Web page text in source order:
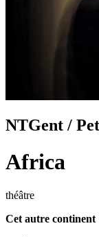
NTGent /
Africa
théâtre
Cet autre continent